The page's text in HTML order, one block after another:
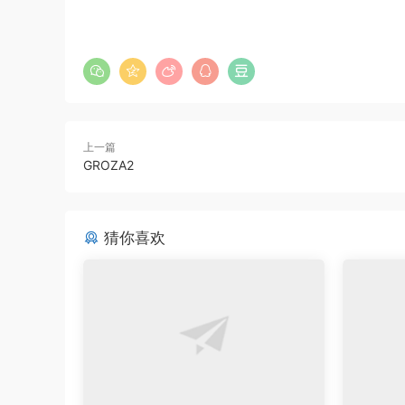
上一篇
GROZA2
猜你喜欢